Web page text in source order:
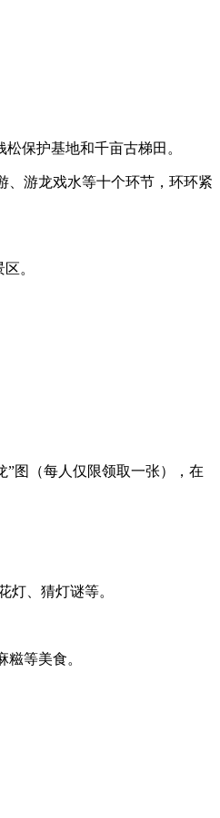
保护基地和千亩古梯田。
、游龙戏水等十个环节，环环紧
。
图（每人仅限领取一张），在
灯、猜灯谜等。
等美食。